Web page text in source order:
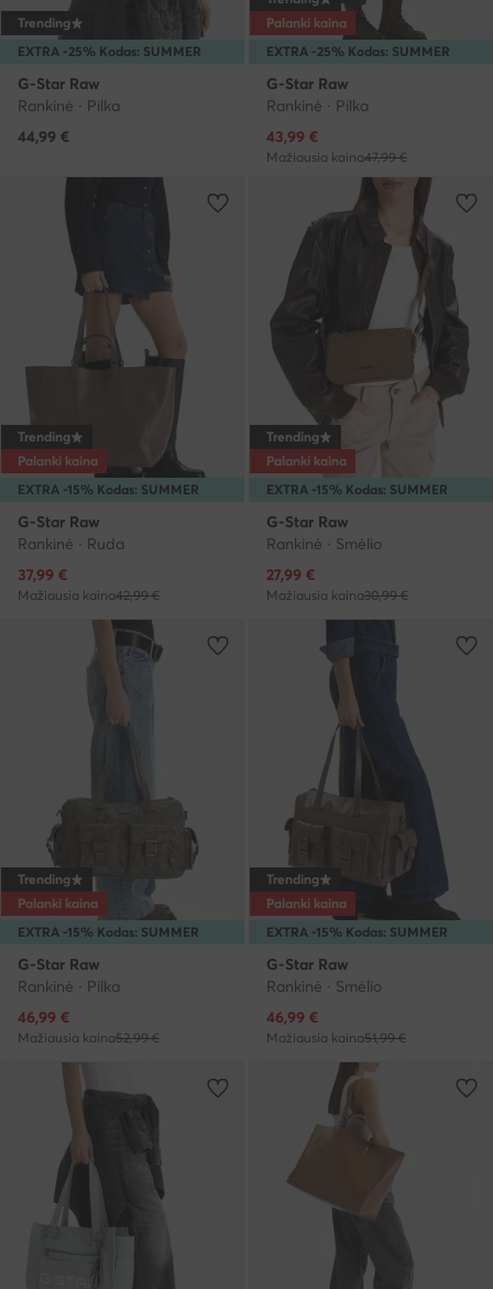
EXTRA -25% Kodas: SUMMER
Trending
G-Star Raw
Rankinė · Pilka
44,99 €
EXTRA -25% Kodas: SUMMER
Palanki kaina
G-Star Raw
Rankinė · Pilka
Dabartinė kaina
43,99 €
Mažiausia kaina47,99 €
EXTRA -15% Kodas: SUMMER
Trending
Palanki kaina
G-Star Raw
Rankinė · Ruda
Dabartinė kaina
37,99 €
Mažiausia kaina42,99 €
EXTRA -15% Kodas: SUMMER
Trending
Palanki kaina
G-Star Raw
Rankinė · Smėlio
Dabartinė kaina
27,99 €
Mažiausia kaina30,99 €
EXTRA -15% Kodas: SUMMER
Trending
Palanki kaina
G-Star Raw
Rankinė · Pilka
Dabartinė kaina
46,99 €
Mažiausia kaina52,99 €
EXTRA -15% Kodas: SUMMER
Trending
Palanki kaina
G-Star Raw
Rankinė · Smėlio
Dabartinė kaina
46,99 €
Mažiausia kaina51,99 €